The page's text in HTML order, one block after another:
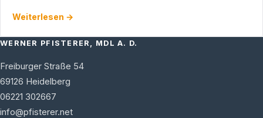
als …
Weiterlesen →
WERNER PFISTERER, MDL A. D.
Freiburger Straße 54
69126 Heidelberg
06221 302667
info@pfisterer.net